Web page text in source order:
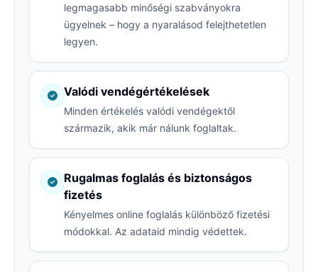
legmagasabb minőségi szabványokra
ügyelnek – hogy a nyaralásod felejthetetlen
legyen.
Valódi vendégértékelések
Minden értékelés valódi vendégektől
származik, akik már nálunk foglaltak.
Rugalmas foglalás és biztonságos
fizetés
Kényelmes online foglalás különböző fizetési
módokkal. Az adataid mindig védettek.